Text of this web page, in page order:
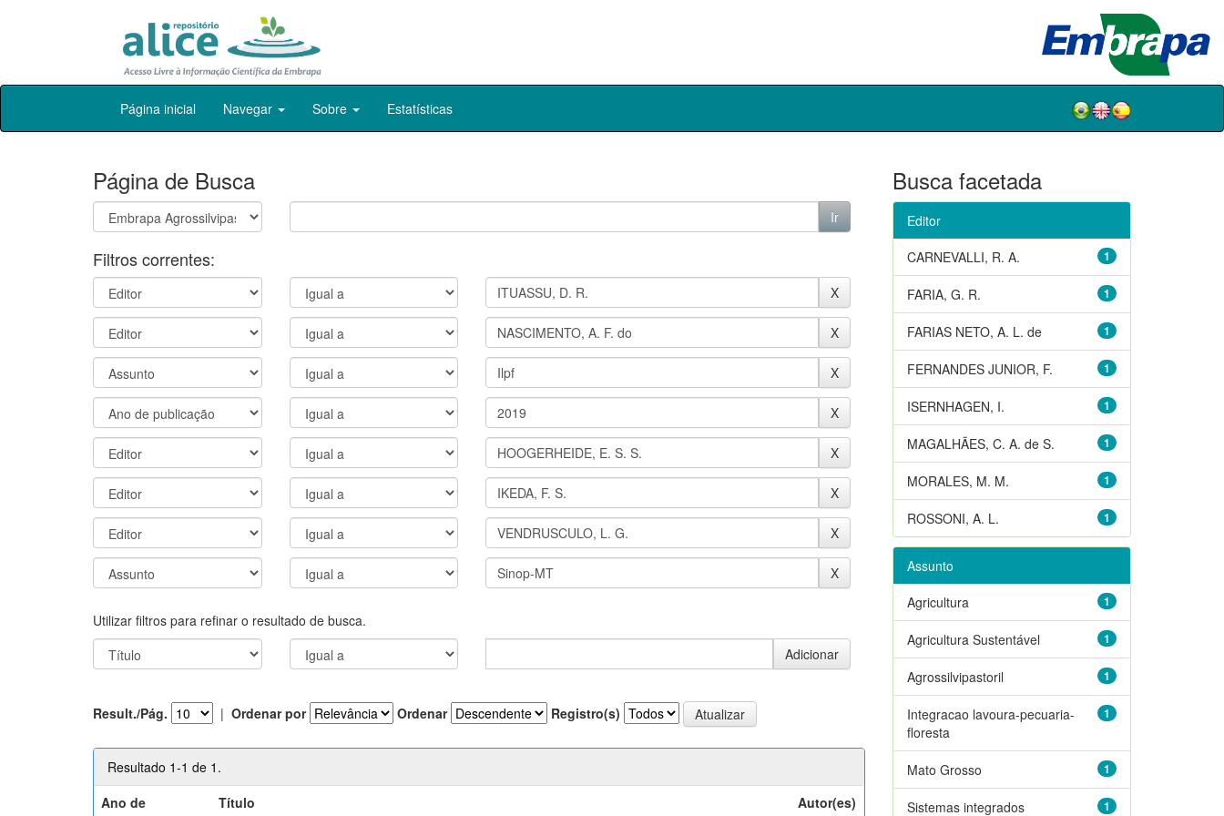
Skip
Página inicial Navegar Sobre Estatísticas
Página de Busca
Filtros correntes:
Utilizar filtros para refinar o resultado de busca.
Result./Pág. | Ordenar por Ordenar Registro(s)
Resultado 1-1 de 1.
Ano de
Título Autor(es)
Busca facetada
Editor
1
CARNEVALLI, R. A.
1
FARIA, G. R.
1
FARIAS NETO, A. L. de
1
FERNANDES JUNIOR, F.
1
ISERNHAGEN, I.
1
MAGALHÃES, C. A. de S.
1
MORALES, M. M.
1
ROSSONI, A. L.
Assunto
1
Agricultura
1
Agricultura Sustentável
1
Agrossilvipastoril
1
Integracao lavoura-pecuaria-
floresta
1
Mato Grosso
1
Sistemas integrados